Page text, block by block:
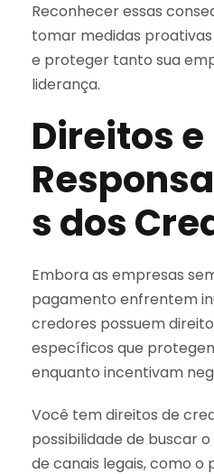
Reconhecer essas
tomar medidas
e proteger tanto sua
liderança.
Direitos e
s dos
Embora as empresas
pagamento enfrentem
credores possuem
específicos que
enquanto incentivam
Você tem direitos de
possibilidade de buscar
de canais legais, como o